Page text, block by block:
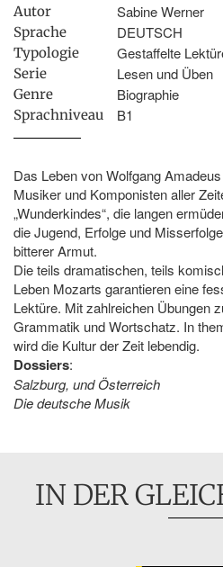
Autor Sabine Werner
Sprache DEUTSCH
Typologie Gestaffelte
Serie Lesen und Üben
Genre Biographie
Sprachniveau B1
Das Leben von Wolfgang
Musiker und Komponisten aller
„Wunderkindes“, die langen
die Jugend, Erfolge und
bitterer Armut.
Die teils dramatischen, teils
Leben Mozarts garantieren eine
Lektüre. Mit zahlreichen Übungen
Grammatik und Wortschatz. In
wird die Kultur der Zeit lebendig.
Dossiers:
Salzburg, und Österreich
Die deutsche Musik
IN DER